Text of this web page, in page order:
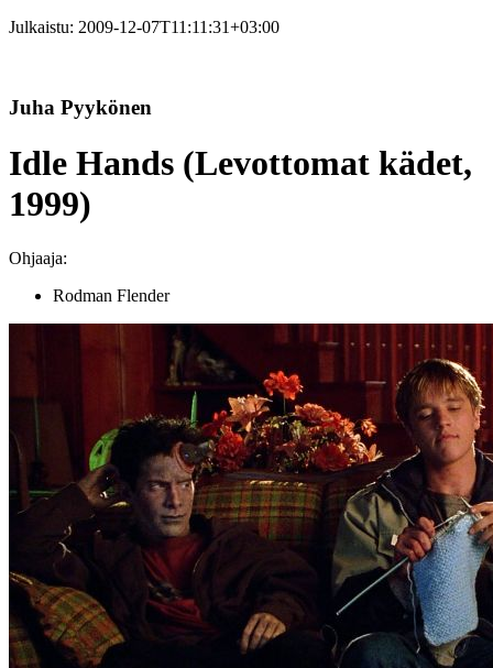
Julkaistu: 2009-12-07T11:11:31+03:00
Juha Pyykönen
Idle Hands (Levottomat kädet,
1999)
Ohjaaja:
Rodman Flender